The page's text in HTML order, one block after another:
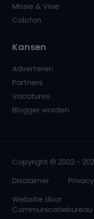
Missie & Visie
Colofon
Kansen
Adverteren
Partners
Vacatures
Blogger worden
Copyright © 2002 -
Disclaimer
Website door